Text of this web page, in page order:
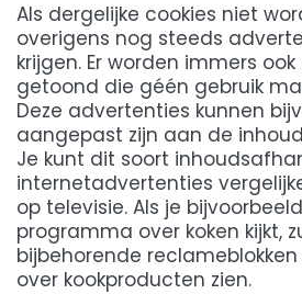
Als dergelijke cookies niet
overigens nog steeds
krijgen. Er worden immers
getoond die géén gebruik
Deze advertenties kunnen
aangepast zijn aan de
Je kunt dit soort
internetadvertenties
op televisie. Als je
programma over koken kijkt,
bijbehorende
over kookproducten zien.